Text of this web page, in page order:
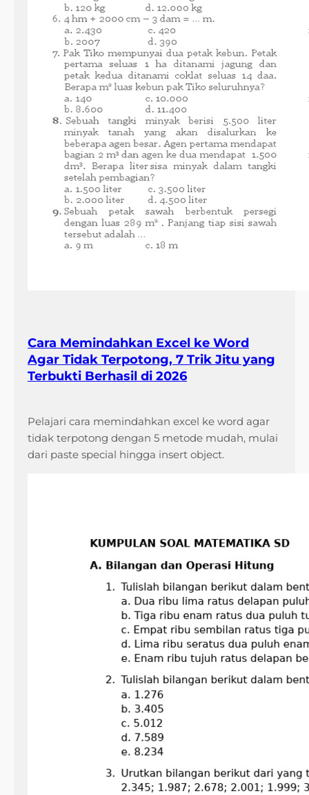
Cara Memindahkan Excel ke Word
Agar Tidak Terpotong, 7 Trik Jitu yang
Terbukti Berhasil di 2026
Pelajari cara memindahkan excel ke word agar
tidak terpotong dengan 5 metode mudah, mulai
dari paste special hingga insert object.